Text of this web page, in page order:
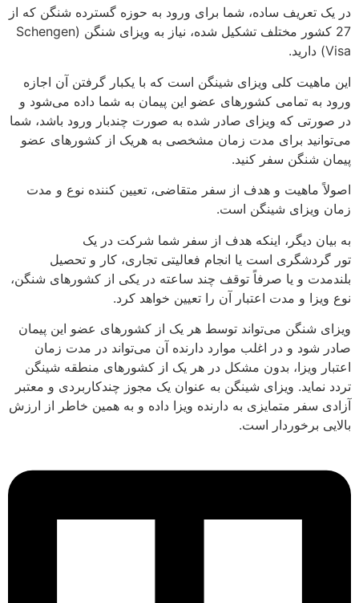
در یک تعریف ساده، شما برای ورود به حوزه گسترده شنگن که از
27 کشور مختلف تشکیل شده، نیاز به ویزای شنگن (Schengen
Visa) دارید.
این ماهیت کلی ویزای شینگن است که با یکبار گرفتن آن اجازه
ورود به تمامی کشورهای عضو این پیمان به شما داده می‌شود و
در صورتی که ویزای صادر شده به صورت چندبار ورود باشد، شما
می‌توانید برای مدت‌ زمان مشخصی به هریک از کشورهای عضو
پیمان شنگن سفر کنید.
اصولاً ماهیت و هدف از سفر متقاضی، تعیین کننده نوع و مدت
زمان ویزای شینگن است.
به بیان دیگر، اینکه هدف از سفر شما شرکت در یک
تور گردشگری است یا انجام فعالیتی تجاری، کار و تحصیل
بلندمدت و یا صرفاً توقف چند ساعته در یکی از کشورهای شنگن،
نوع ویزا و مدت اعتبار آن را تعیین خواهد کرد.
ویزای شنگن می‌تواند توسط هر یک از کشورهای عضو این پیمان
صادر شود و در اغلب موارد دارنده آن می‌تواند در مدت زمان
اعتبار ویزا، بدون مشکل در هر یک از کشورهای منطقه شینگن
تردد نماید. ویزای شینگن به عنوان یک مجوز چندکاربردی و معتبر
آزادی سفر متمایزی به دارنده ویزا داده و به همین خاطر از ارزش
بالایی برخوردار است.